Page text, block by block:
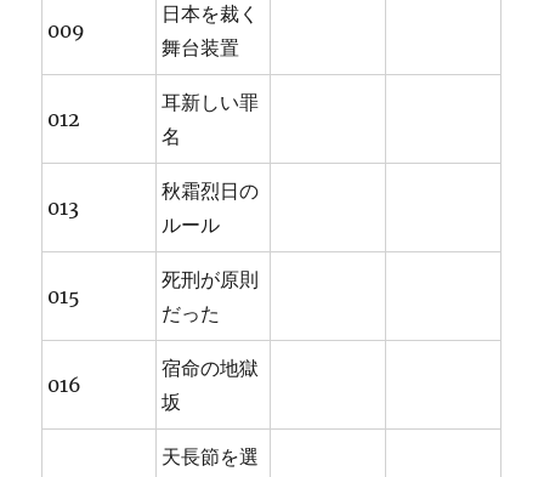
009
日本を裁く
舞台装置
012
耳新しい罪
名
013
秋霜烈日の
ルール
015
死刑が原則
だった
016
宿命の地獄
坂
天長節を選